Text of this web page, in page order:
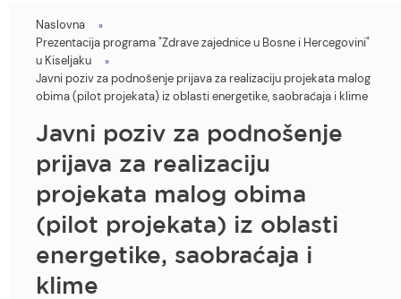
You
are
here
Naslovna
Prezentacija programa "Zdrave zajednice u Bosne i Hercegovini"
u Kiseljaku
Javni poziv za podnošenje prijava za realizaciju projekata malog
obima (pilot projekata) iz oblasti energetike, saobraćaja i klime
Javni poziv za podnošenje
prijava za realizaciju
projekata malog obima
(pilot projekata) iz oblasti
energetike, saobraćaja i
klime